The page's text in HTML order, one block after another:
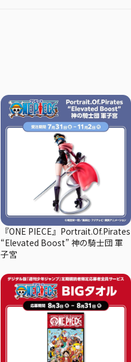
『ONE PIECE』Portrait.Of.Pirates
“Elevated Boost” 神の騎士団 軍
子宮